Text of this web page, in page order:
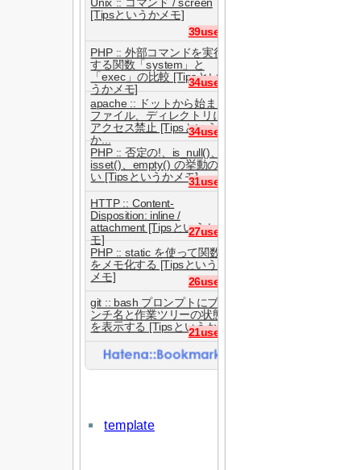
Unix :: コマンド / screen
[Tipsというかメモ]
39users
PHP :: 外部コマンドを実行
する関数「system」と
「exec」の比較 [Tipsとい
うかメモ]
34users
apache :: ドットから始まる
ファイル、ディレクトリに
アクセス禁止 [Tipsという
か...
34users
PHP :: 否定の!、is_null()、
isset()、empty() の挙動の違
い [Tipsというかメモ]31users
HTTP :: Content-
Disposition: inline /
attachment [Tipsというかメ
モ]
27users
PHP :: static を使って関数
をメモ化する [Tipsというか
メモ]
26users
git :: bash プロンプトにブラ
ンチ名と作業ツリーの状態
を表示する [Tipsというか...
21users
template